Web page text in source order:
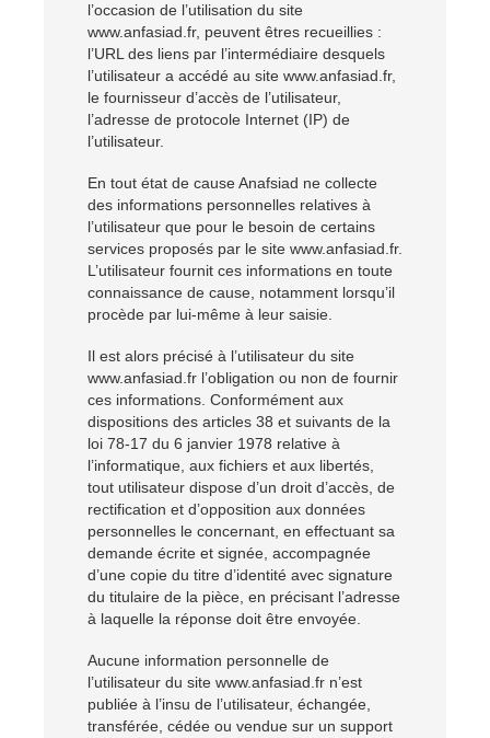
l’occasion de l’utilisation du site
www.anfasiad.fr, peuvent êtres recueillies :
l’URL des liens par l’intermédiaire desquels
l’utilisateur a accédé au site www.anfasiad.fr,
le fournisseur d’accès de l’utilisateur,
l’adresse de protocole Internet (IP) de
l’utilisateur.
En tout état de cause Anafsiad ne collecte
des informations personnelles relatives à
l’utilisateur que pour le besoin de certains
services proposés par le site www.anfasiad.fr.
L’utilisateur fournit ces informations en toute
connaissance de cause, notamment lorsqu’il
procède par lui-même à leur saisie.
Il est alors précisé à l’utilisateur du site
www.anfasiad.fr l’obligation ou non de fournir
ces informations. Conformément aux
dispositions des articles 38 et suivants de la
loi 78-17 du 6 janvier 1978 relative à
l’informatique, aux fichiers et aux libertés,
tout utilisateur dispose d’un droit d’accès, de
rectification et d’opposition aux données
personnelles le concernant, en effectuant sa
demande écrite et signée, accompagnée
d’une copie du titre d’identité avec signature
du titulaire de la pièce, en précisant l’adresse
à laquelle la réponse doit être envoyée.
Aucune information personnelle de
l’utilisateur du site www.anfasiad.fr n’est
publiée à l’insu de l’utilisateur, échangée,
transférée, cédée ou vendue sur un support